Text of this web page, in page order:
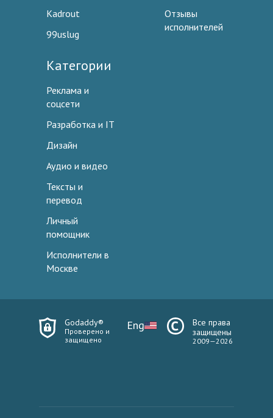
Kadrout
99uslug
Отзывы
исполнителей
Категории
Реклама и
соцсети
Разработка и IT
Дизайн
Аудио и видео
Тексты и
перевод
Личный
помощник
Исполнители в
Москве
Godaddy®
Проверено и
защищено
Eng
Все права
защищены
2009—2026